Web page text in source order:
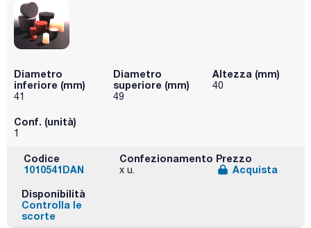
Diametro
inferiore (mm)
41
Diametro
superiore (mm)
49
Altezza (mm)
40
Conf. (unità)
1
Codice
1010541DAN
Confezionamento
x u.
Prezzo
Acquista
Disponibilità
Controlla le
scorte